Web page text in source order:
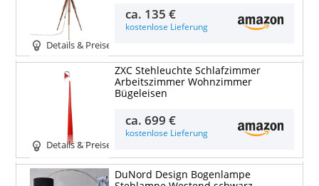
Details & Preise
ca. 135 €
kostenlose Lieferung
Details & Preise
ZXC Stehleuchte Schlafzimmer
Arbeitszimmer Wohnzimmer
Bügeleisen
ca.699 €
kostenlose Lieferung
DuNord Design Bogenlampe